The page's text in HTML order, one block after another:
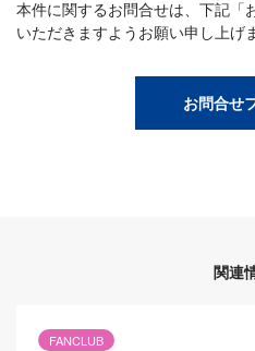
本件に関するお問合せは、下記「
いただきますようお願い申し上げま
お問合せ
関連
FANCLUB